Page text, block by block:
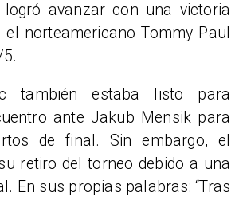
logró avanzar con una victoria
norteamericano Tommy Paul
también estaba listo para
ante Jakub Mensik para
de final. Sin embargo, el
retiro del torneo debido a una
En sus propias palabras: “Tras